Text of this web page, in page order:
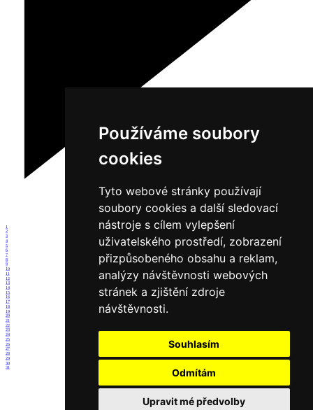
Používáme soubory
cookies
Tyto webové stránky používají
soubory cookies a další sledovací
nástroje s cílem vylepšení
uživatelského prostředí, zobrazení
přizpůsobeného obsahu a reklam,
analýzy návštěvnosti webových
stránek a zjištění zdroje
návštěvnosti.
Souhlasím
Odmítám
Upravit mé předvolby
1
2
3
4
5
6
7
8
9
10
11
12
13
14
15
16
17
18
19
20
21
22
23
24
25
26
27
28
29
30
31